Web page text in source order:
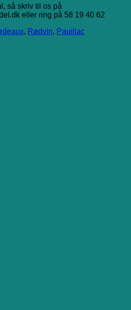
så skriv til os på
eller ring på 58 19 40 62
, Rødvin, Pauillac